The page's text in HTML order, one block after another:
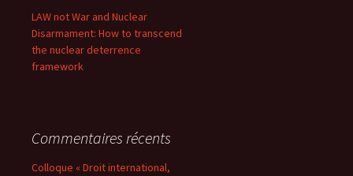
LAW not War and Nuclear
Disarmament: How to transcend
the nuclear deterrence
framework
Commentaires récents
Colloque « Droit international,